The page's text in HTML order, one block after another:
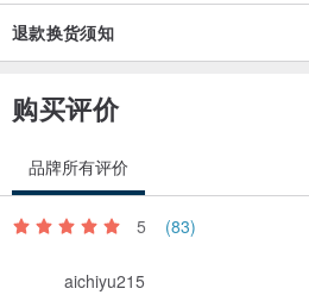
退款换货须知
购买评价
品牌所有评价
5 (83)
aichiyu215